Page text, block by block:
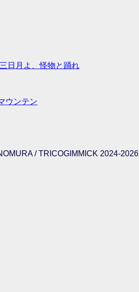
日月よ、怪物と踊れ
ウンテン
/ TRICOGIMMICK 2024-2026